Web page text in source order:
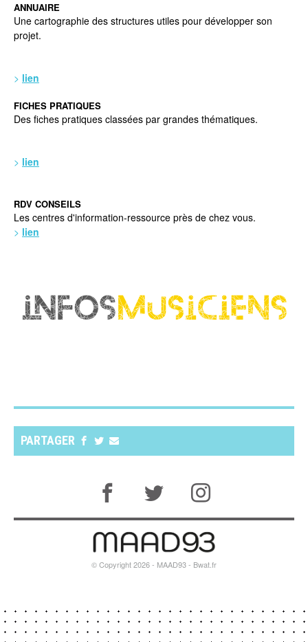
ANNUAIRE
Une cartographie des structures utiles pour développer son
projet.
> lien
FICHES PRATIQUES
Des fiches pratiques classées par grandes thématiques.
> lien
RDV CONSEILS
Les centres d'information-ressource près de chez vous.
> lien
PARTAGER
© Copyright 2026 - MAAD93 - Bwat.fr